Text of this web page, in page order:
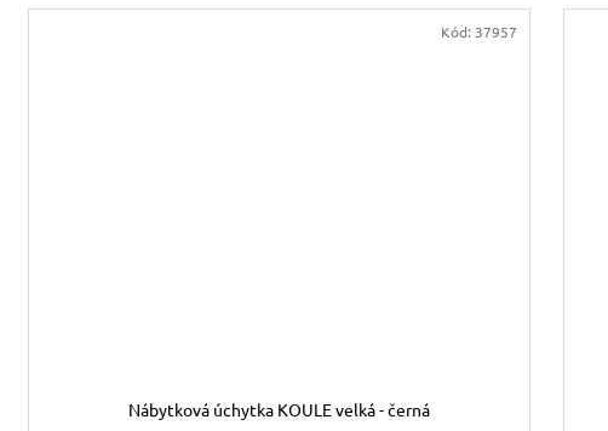
Nábytková úchytka KOULE velká - černá
Kód: 37957